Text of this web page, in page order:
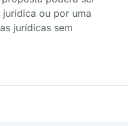
ou por uma
jurídicas sem